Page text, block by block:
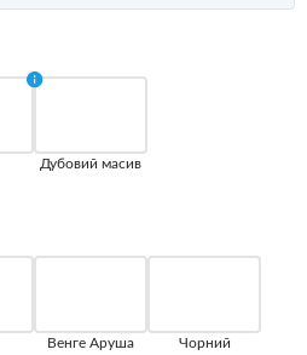
Дубовий масив
Венге Аруша Чорний